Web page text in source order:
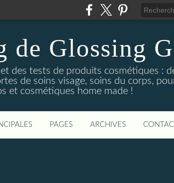
de Glossing
des tests de produits cosmétiques :
de soins visage, soins du corps,
et cosmétiques home made !
PAGES ARCHIVES